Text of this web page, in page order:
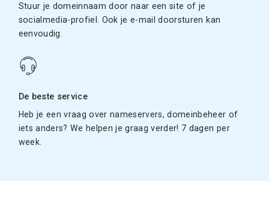
Stuur je domeinnaam door naar een site of je
socialmedia-profiel. Ook je e-mail doorsturen kan
eenvoudig.
De beste service
Heb je een vraag over nameservers, domeinbeheer of
iets anders? We helpen je graag verder! 7 dagen per
week.